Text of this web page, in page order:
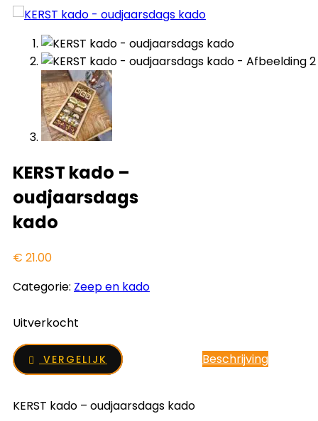
KERST kado –
oudjaarsdags
kado
€ 21.00
Categorie: Zeep en kado
Uitverkocht
VERGELIJK Beschrijving
KERST kado – oudjaarsdags kado